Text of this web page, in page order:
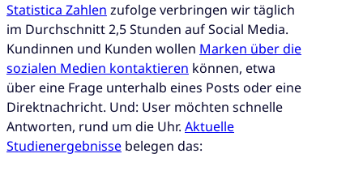
Statistica Zahlen zufolge verbringen wir täglich
im Durchschnitt 2,5 Stunden auf Social Media.
Kundinnen und Kunden wollen Marken über die
sozialen Medien kontaktieren können, etwa
über eine Frage unterhalb eines Posts oder eine
Direktnachricht. Und: User möchten schnelle
Antworten, rund um die Uhr. Aktuelle
Studienergebnisse belegen das: